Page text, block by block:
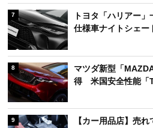
7
トヨタ「ハリアー
仕様車ナイトシェー
8
マツダ新型「
得 米国安全性能「
9
【カー用品店】売